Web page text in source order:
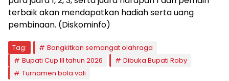
terbaik akan mendapatkan hadiah serta uang
pembinaan. (Diskominfo)
Tag:
Bangkitkan semangat olahraga
Bupati Cup III tahun 2026
Dibuka Bupati Roby
Turnamen bola voli